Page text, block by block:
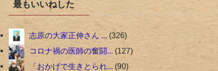
最もいいねした
志原の大家正伸さん ... 326
コロナ禍の医師の奮闘... 127
「おかげで生きとられ... 90